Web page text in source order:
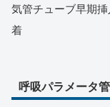
気管チューブ早期
着
呼吸パラメータ管